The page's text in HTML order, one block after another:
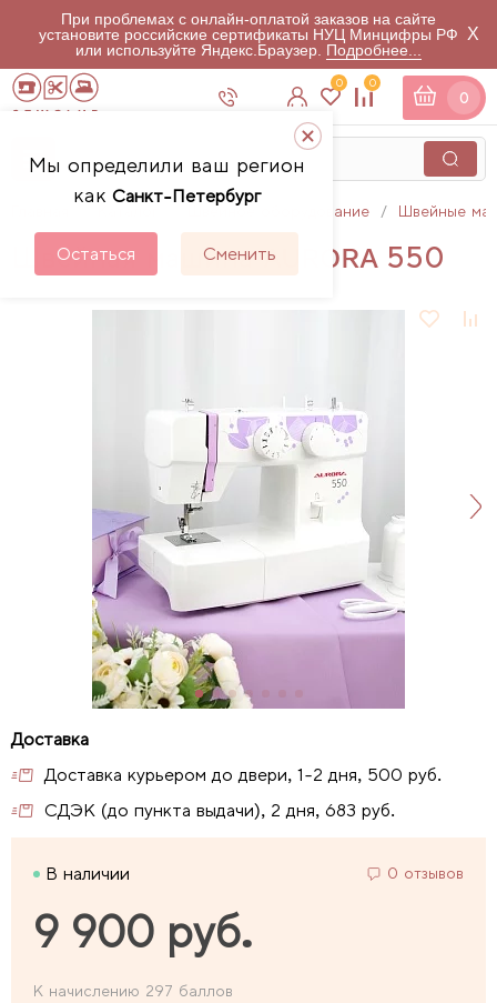
При проблемах с онлайн-оплатой заказов на сайте
установите российские сертификаты НУЦ Минцифры РФ
или используйте Яндекс.Браузер. Подробнее...
X
Мы определили ваш регион
как Санкт-Петербург
Остаться Сменить
0 0
0
Швейное оборудование Швейные
Швейная машина AURORA 550
Доставка курьером до двери, 1-2 дня, 500 руб.
СДЭК (до пункта выдачи), 2 дня, 683 руб.
В наличии 0 отзывов
9 900 руб.
К начислению 297 баллов